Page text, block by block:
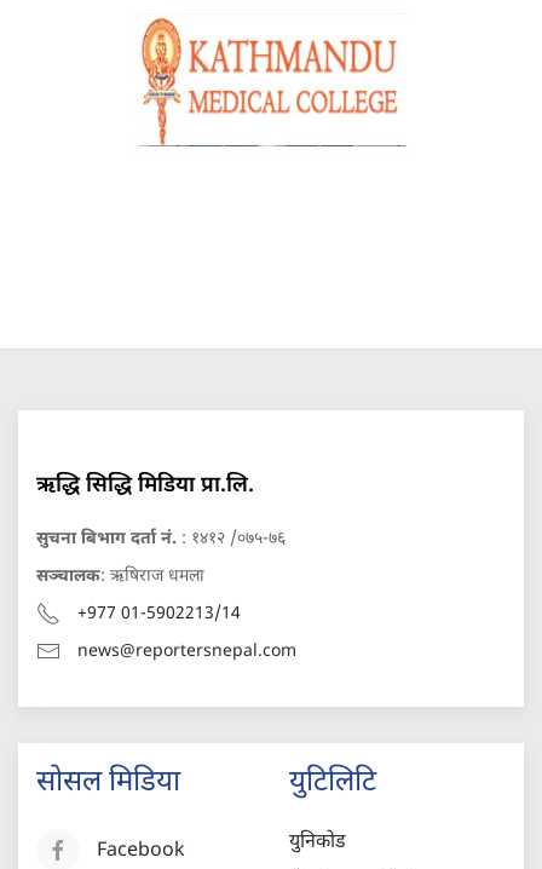
ऋद्धि सिद्धि मिडिया प्रा.लि.
सुचना बिभाग दर्ता नं. : १४१२ /०७५-७६
सञ्चालक: ऋषिराज धमला
+977 01-5902213/14
news@reportersnepal.com
सोसल मिडिया
Facebook
युटिलिटि
युनिकोड